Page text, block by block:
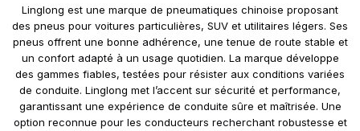
112
112/110
115
115/113
GRIP MASTER
KCA651
LB01
LB01N**
LL25
Linglong est une marque de pneumatiques chinoise proposant
des pneus pour voitures particulières, SUV et utilitaires légers. Ses
pneus offrent une bonne adhérence, une tenue de route stable et
un confort adapté à un usage quotidien. La marque développe
des gammes fiables, testées pour résister aux conditions variées
de conduite. Linglong met l’accent sur sécurité et performance,
garantissant une expérience de conduite sûre et maîtrisée. Une
option reconnue pour les conducteurs recherchant robustesse et